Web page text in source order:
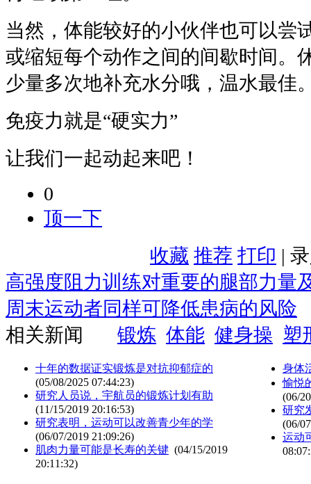
当然，体能较好的小伙伴也可以尝
或缩短每个动作之间的间歇时间。
少量多次地补充水分哦，温水最佳
免疫力就是“硬实力”
让我们一起动起来吧！
0
顶一下
收藏 推荐 打印 |
高强度阻力训练对重要的腿部力量
周末运动者同样可降低患病的风险
相关新闻
锻炼 体能 健身操 塑
十年的数据证实锻炼是对抗抑郁症的
(05/08/2025 07:44:23)
研究人员说，宇航员的锻炼计划有助
(11/15/2019 20:16:53)
研究表明，运动可以改善青少年的学
(06/07/2019 21:09:26)
肌肉力量可能是长寿的关键 (04/15/2019
20:11:32)
身体
愉悦
(06/
研究
(06/
运动